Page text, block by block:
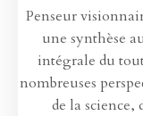
Penseur
une synthèse
intégrale du
nombreuses
de la science,